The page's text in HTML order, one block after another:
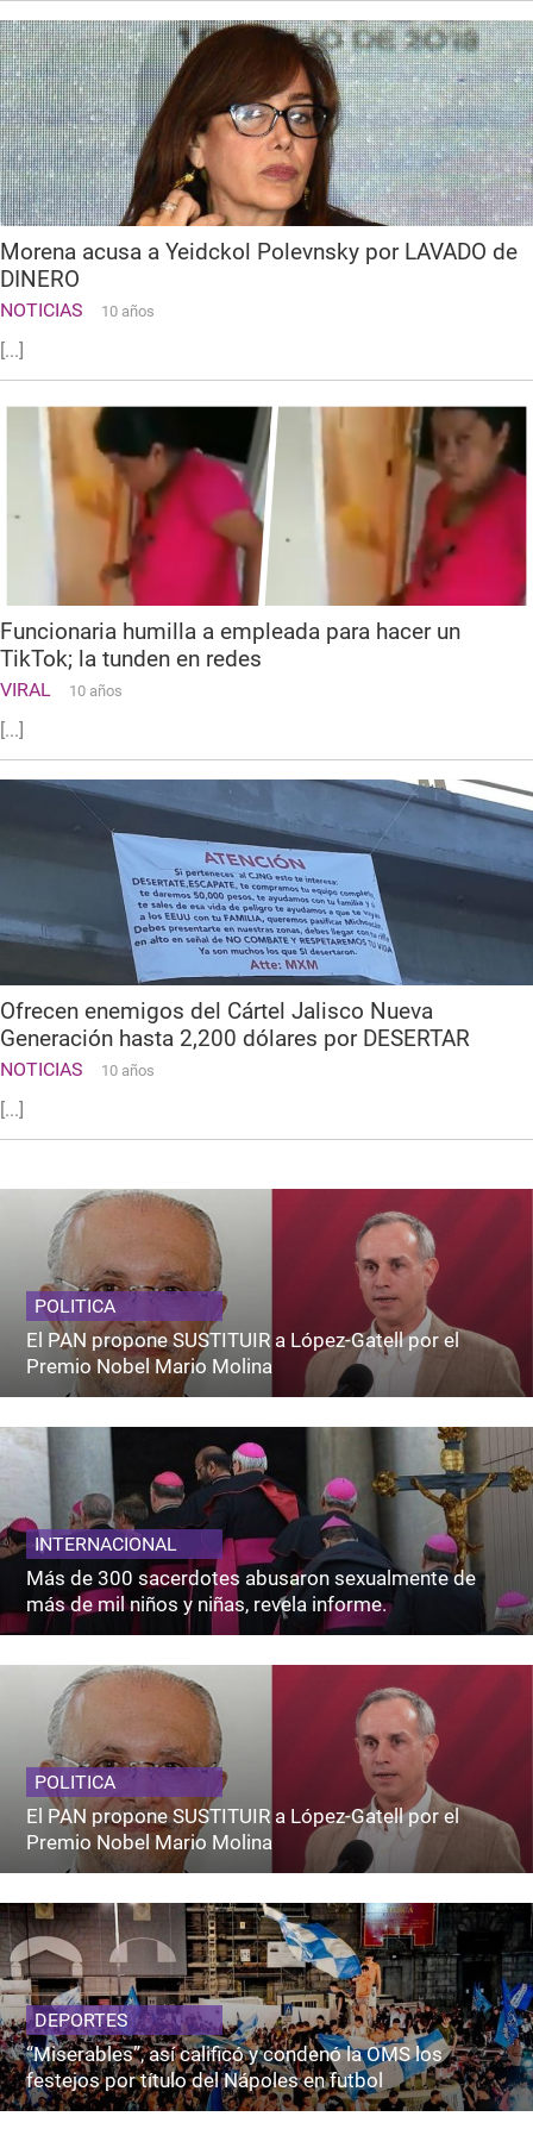
Morena acusa a Yeidckol Polevnsky por LAVADO de
DINERO
NOTICIAS 10 años
[...]
Funcionaria humilla a empleada para hacer un
TikTok; la tunden en redes
VIRAL 10 años
[...]
Ofrecen enemigos del Cártel Jalisco Nueva
Generación hasta 2,200 dólares por DESERTAR
NOTICIAS 10 años
[...]
POLITICA
El PAN propone SUSTITUIR a López-Gatell por el
Premio Nobel Mario Molina
INTERNACIONAL
Más de 300 sacerdotes abusaron sexualmente de
más de mil niños y niñas, revela informe.
POLITICA
El PAN propone SUSTITUIR a López-Gatell por el
Premio Nobel Mario Molina
DEPORTES
“Miserables”, así calificó y condenó la OMS los
festejos por título del Nápoles en futbol